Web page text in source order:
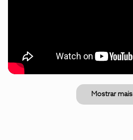
Mostrar mais